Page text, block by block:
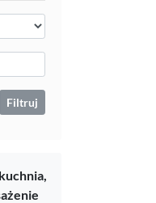
Filtruj
kuchnia,